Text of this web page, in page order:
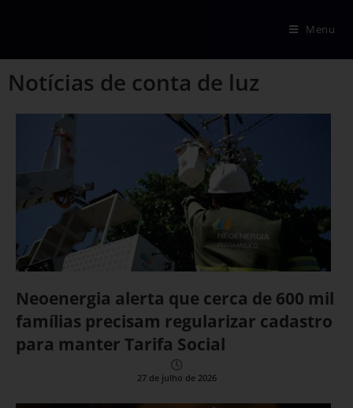
Menu
Notícias de conta de luz
Neoenergia alerta que cerca de 600 mil
famílias precisam regularizar cadastro
para manter Tarifa Social
27 de julho de 2026